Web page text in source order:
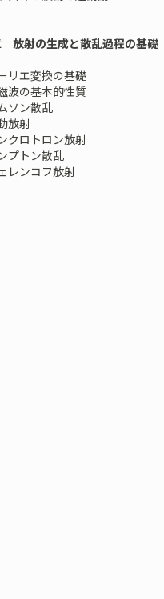
放射の生成と散乱過程の基礎
リエ変換の基礎
波の基本的性質
ソン散乱
放射
クロトロン放射
プトン散乱
レンコフ放射